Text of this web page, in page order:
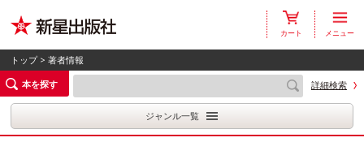
カート メニュー
トップ> 著者情報
本を探す
詳細検索
ジャンル一覧